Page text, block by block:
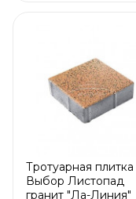
Тротуарная плитка
Выбор Листопад
гранит "Ла-Линия"